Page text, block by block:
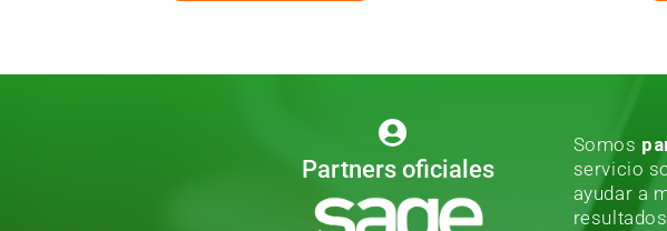
Partners oficiales
Somos
servicio
ayudar a